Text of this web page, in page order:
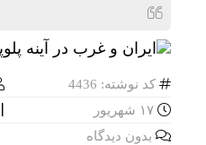
کد نوشته: 4436
بدون دیدگاه